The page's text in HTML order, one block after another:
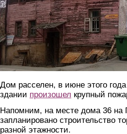
Дом расселен, в июне этого
здании произошел крупный
Напомним, на месте дома 36 на
запланировано строительство
разной этажности.